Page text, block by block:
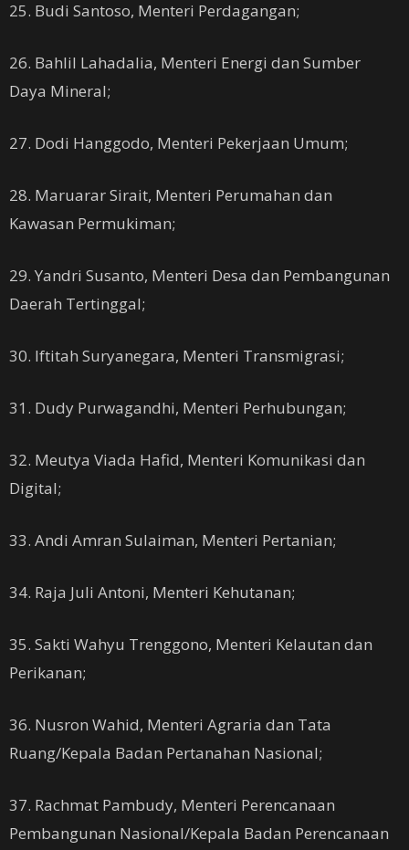
25. Budi Santoso, Menteri Perdagangan;
26. Bahlil Lahadalia, Menteri Energi dan Sumber
Daya Mineral;
27. Dodi Hanggodo, Menteri Pekerjaan Umum;
28. Maruarar Sirait, Menteri Perumahan dan
Kawasan Permukiman;
29. Yandri Susanto, Menteri Desa dan Pembangunan
Daerah Tertinggal;
30. Iftitah Suryanegara, Menteri Transmigrasi;
31. Dudy Purwagandhi, Menteri Perhubungan;
32. Meutya Viada Hafid, Menteri Komunikasi dan
Digital;
33. Andi Amran Sulaiman, Menteri Pertanian;
34. Raja Juli Antoni, Menteri Kehutanan;
35. Sakti Wahyu Trenggono, Menteri Kelautan dan
Perikanan;
36. Nusron Wahid, Menteri Agraria dan Tata
Ruang/Kepala Badan Pertanahan Nasional;
37. Rachmat Pambudy, Menteri Perencanaan
Pembangunan Nasional/Kepala Badan Perencanaan